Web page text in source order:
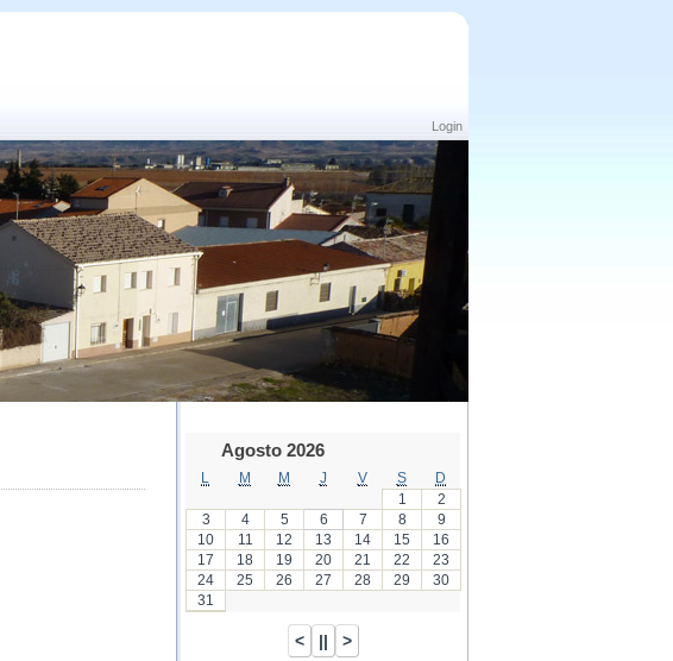
Login
Agosto 2026
M M J V S
D
1
2
3
4 5 6 7 8
9
10
11 12 13 14 15
16
17
18 19 20 21 22
23
24
25 26 27 28 29
30
31